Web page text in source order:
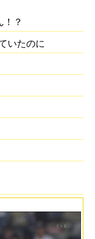
？
いたのに